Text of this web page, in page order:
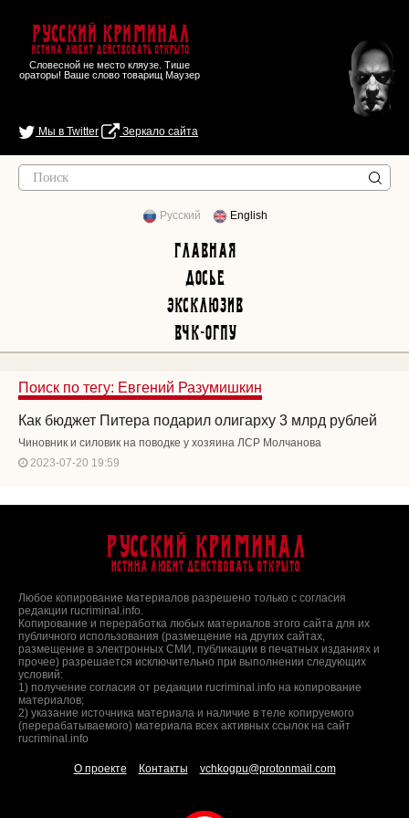
Русский Криминал
Истина любит действовать открыто
Словесной не место кляузе. Тише
ораторы! Ваше слово товарищ Маузер
Мы в Twitter Зеркало сайта
Русский English
Главная
Досье
Эксклюзив
ВЧК-ОГПУ
Поиск по тегу: Евгений Разумишкин
Как бюджет Питера подарил олигарху 3 млрд рублей
Чиновник и силовик на поводке у хозяина ЛСР Молчанова
2023-07-20 19:59
Русский Криминал
Истина любит действовать открыто
Любое копирование материалов разрешено только с согласия
редакции rucriminal.info.
Копирование и переработка любых материалов этого сайта для их
публичного использования (размещение на других сайтах,
размещение в электронных СМИ, публикации в печатных изданиях и
прочее) разрешается исключительно при выполнении следующих
условий:
1) получение согласия от редакции rucriminal.info на копирование
материалов;
2) указание источника материала и наличие в теле копируемого
(перерабатываемого) материала всех активных ссылок на сайт
rucriminal.info
О проекте Контакты vchkogpu@protonmail.com